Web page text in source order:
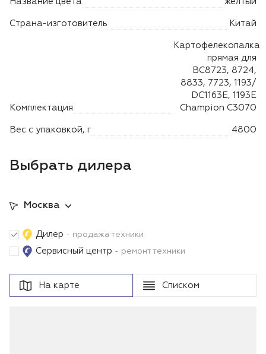
Страна-изготовитель Китай
Комплектация
Картофелекопалка
прямая для
BC8723, 8724,
8833, 7723, 1193/
DC1163E, 1193E
Champion C3070
Вес с упаковкой, г 4800
Выбрать дилера
Москва
Дилер - продажа техники
Сервисный центр - ремонт техники
На карте Списком